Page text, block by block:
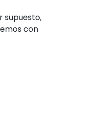
supuesto,
con